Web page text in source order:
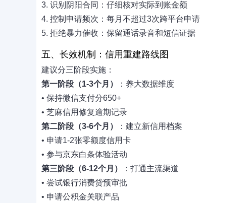
3. 识别阴阳合同：仔细核对实际到账金额
4. 控制申请频次：每月不超过3次跨平台申请
5. 拒绝暴力催收：保留通话录音和短信证据
五、长效机制：信用重建路线图
建议分三阶段实施：
第一阶段（1-3个月）
：养大数据维度
• 保持微信支付分650+
• 芝麻信用修复逾期记录
第二阶段（3-6个月）
：建立新信用档案
• 申请1-2张零额度信用卡
• 参与京东白条体验活动
第三阶段（6-12个月）
：打通主流渠道
• 尝试银行消费贷预审批
• 申请公积金关联产品